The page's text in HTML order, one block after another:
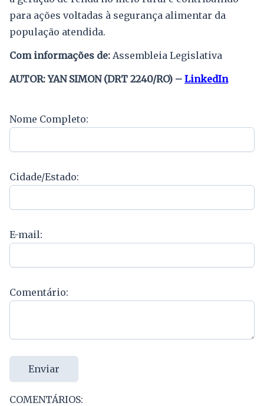
para ações voltadas à segurança alimentar da
população atendida.
Com informações de: Assembleia Legislativa
AUTOR: YAN SIMON (DRT 2240/RO) – LinkedIn
Nome Completo:
Cidade/Estado:
E-mail:
Comentário:
Enviar
COMENTÁRIOS: